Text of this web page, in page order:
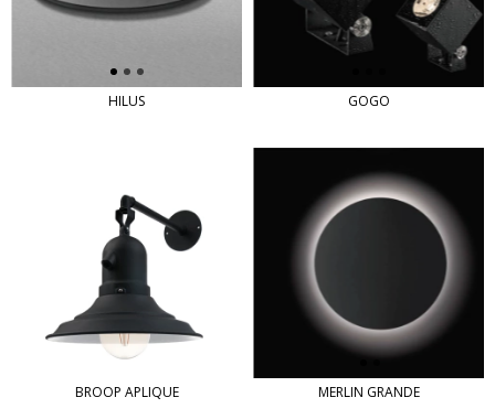
HILUS GOGO
BROOP APLIQUE MERLIN GRANDE